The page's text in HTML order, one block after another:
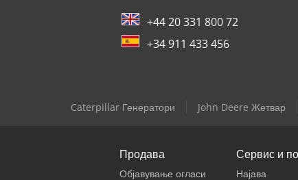
+44 20 331 800 72
+34 911 433 456
Caterpillar Генератори John Deere Жетвар
Продава
Објавување огласи
Сервис и
Најава